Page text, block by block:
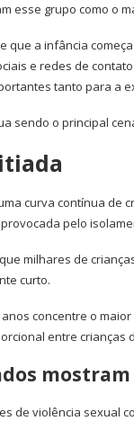
esse grupo como o
que a infância
e redes de
tanto para a
sendo o principal
curva contínua de
pelo
milhares de
curto.
concentre o
entre crianças
de violência sexual